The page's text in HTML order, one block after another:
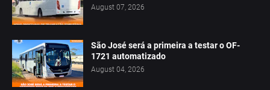
August 07, 2026
São José será a primeira a testar o OF-
1721 automatizado
August 04, 2026